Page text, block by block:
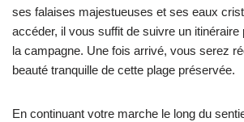
ses falaises majestueuses et ses eaux
accéder, il vous suffit de suivre un itinéraire
la campagne. Une fois arrivé, vous serez
beauté tranquille de cette plage préservée.
En continuant votre marche le long du